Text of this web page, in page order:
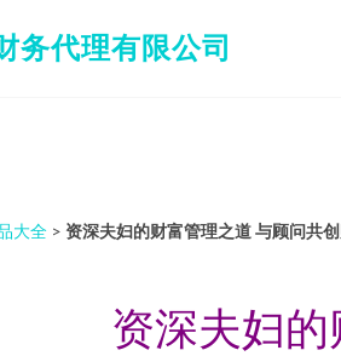
务代理有限公司
大全 > 资深夫妇的财富管理之道 与顾问共
资深夫妇